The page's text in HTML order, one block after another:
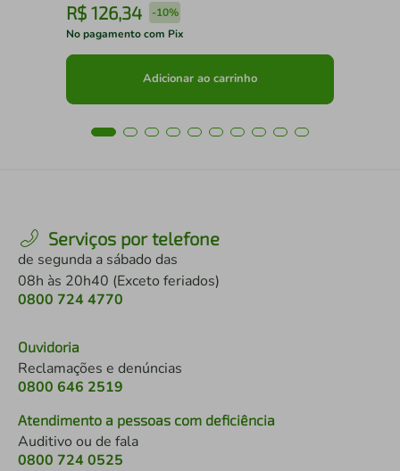
R$ 126,34 -10%
No pagamento com Pix
Adicionar ao carrinho
Serviços por telefone
de segunda a sábado das
08h às 20h40 (Exceto feriados)
0800 724 4770
Ouvidoria
Reclamações e denúncias
0800 646 2519
Atendimento a pessoas com deficiência
Auditivo ou de fala
0800 724 0525